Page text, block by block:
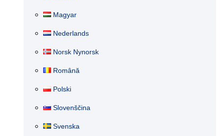
Magyar
Nederlands
Norsk Nynorsk
Română
Polski
Slovenščina
Svenska